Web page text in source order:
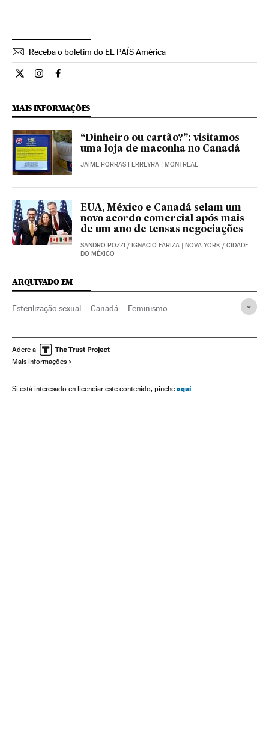
Receba o boletim do EL PAÍS América
Internacional El País Brasil en Twitter
Internacional El País Brasil en Instagram
Internacional El País Brasil en Facebook
MAIS INFORMAÇÕES
“Dinheiro ou cartão?”: visitamos
uma loja de maconha no Canadá
JAIME PORRAS FERREYRA | MONTREAL
EUA, México e Canadá selam um
novo acordo comercial após mais
de um ano de tensas negociações
SANDRO POZZI / IGNACIO FARIZA | NOVA YORK / CIDADE
DO MÉXICO
ARQUIVADO EM
Esterilização sexual Canadá Feminismo
América do Norte Movimentos sociais
Direitos mulher
América Preconceitos Problemas sociais Saúde
Adere a
Mais informações
Si está interesado en licenciar este contenido, pinche aquí